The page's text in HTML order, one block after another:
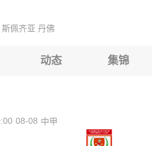
谊】 本菲卡VS弗拉门戈
斯佩齐亚 丹佛
动态 集锦
08-08 中甲